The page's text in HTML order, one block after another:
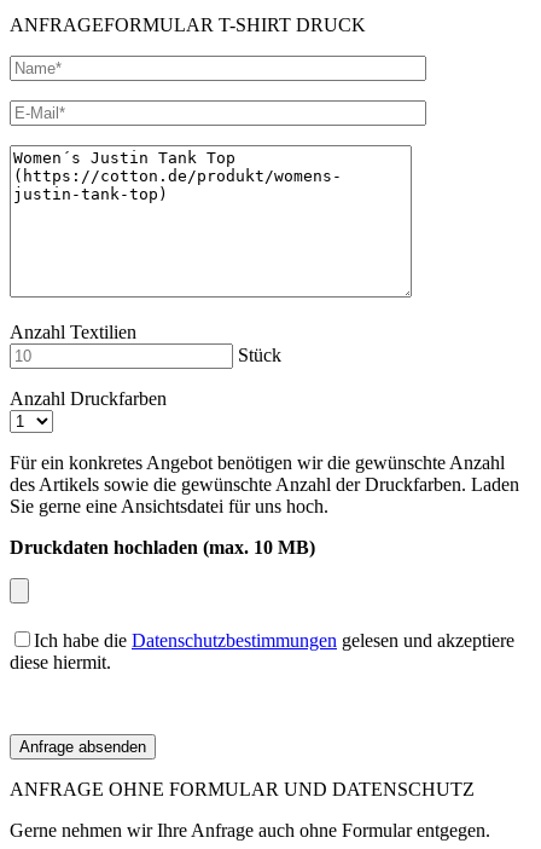
ANFRAGEFORMULAR T-SHIRT DRUCK
Anzahl Textilien
Stück
Anzahl Druckfarben
Für ein konkretes Angebot benötigen wir die gewünschte Anzahl
des Artikels sowie die gewünschte Anzahl der Druckfarben. Laden
Sie gerne eine Ansichtsdatei für uns hoch.
Druckdaten hochladen (max. 10 MB)
Ich habe die Datenschutzbestimmungen gelesen und akzeptiere
diese hiermit.
ANFRAGE OHNE FORMULAR UND DATENSCHUTZ
Gerne nehmen wir Ihre Anfrage auch ohne Formular entgegen.